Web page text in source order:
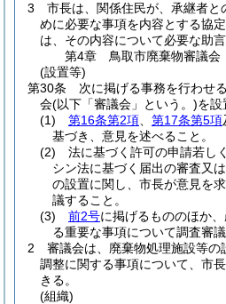
3
市長は、関係住民が、承継者と
めに必要な事項を内容とする協
は、その内容について必要な助
第4章
鳥取市廃棄物審議会
(設置等)
第30条
次に掲げる事務を行わせ
会(以下「審議会」という。)を設
(1)
第16条第2項 第17条第5項
基づき、意見を述べること。
(2)
法に基づく許可の申請若し
シン法に基づく届出の審査又
の設置に関し、市長が意見を
議すること。
(3)
前2号に掲げるもののほか
る重要な事項について調査審議
2
審議会は、廃棄物処理施設等
調整に関する事項について、市
きる。
(組織)